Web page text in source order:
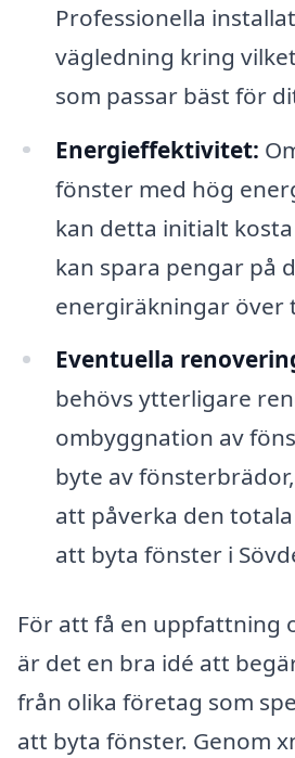
Professionella
vägledning kring
som passar bäst för
Energieffektivitet:
fönster med hög
kan detta initialt
kan spara pengar på
energiräkningar över
Eventuella
behövs ytterligare
ombyggnation av
byte av
att påverka den
att byta fönster i
För att få en uppfattning
är det en bra idé att
från olika företag som
att byta fönster. Genom